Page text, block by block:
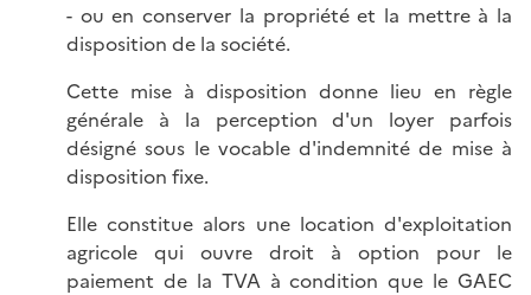
- ou en conserver la propriété et la mettre à la
disposition de la société.
Cette mise à disposition donne lieu en règle
générale à la perception d'un loyer parfois
désigné sous le vocable d'indemnité de mise à
disposition fixe.
Elle constitue alors une location d'exploitation
agricole qui ouvre droit à option pour le
paiement de la TVA à condition que le GAEC